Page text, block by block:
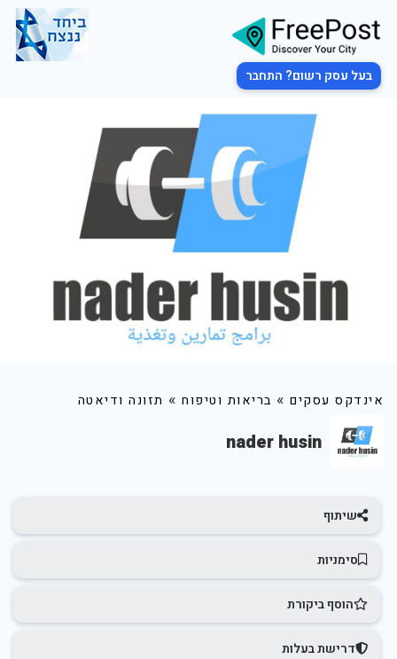
בעל עסק רשום? התחבר
אינדקס עסקים » בריאות וטיפוח » תזונה ודיאטה
nader husin
שיתוף
סימניות
הוסף ביקורת
דרישת בעלות